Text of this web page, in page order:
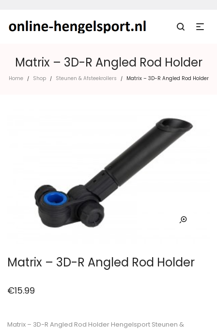
Matrix – 3D-R Angled Rod Holder
Home / Shop / Steunen & Afsteekrollers / Matrix – 3D-R Angled Rod Holder
Matrix – 3D-R Angled Rod Holder
€15.99
Matrix – 3D-R Angled Rod Holder Hengelsport Steunen &